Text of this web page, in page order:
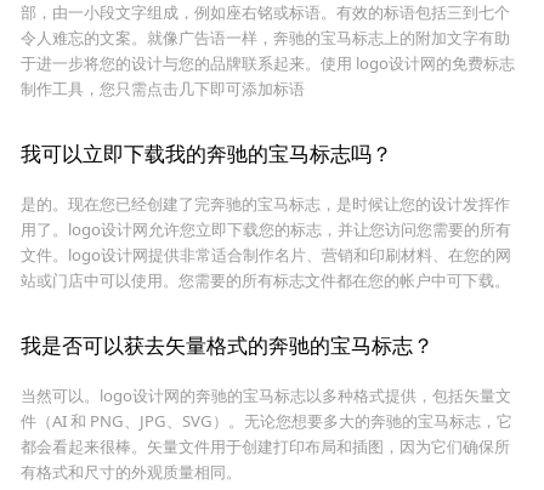
部，由一小段文字组成，例如座右铭或标语。有效的标语包括三到七个
令人难忘的文案。就像广告语一样，奔驰的宝马标志上的附加文字有助
于进一步将您的设计与您的品牌联系起来。使用 logo设计网的免费标志
制作工具，您只需点击几下即可添加标语
我可以立即下载我的奔驰的宝马标志吗？
是的。现在您已经创建了完奔驰的宝马标志，是时候让您的设计发挥作
用了。logo设计网允许您立即下载您的标志，并让您访问您需要的所有
文件。logo设计网提供非常适合制作名片、营销和印刷材料、在您的网
站或门店中可以使用。您需要的所有标志文件都在您的帐户中可下载。
我是否可以获去矢量格式的奔驰的宝马标志？
当然可以。logo设计网的奔驰的宝马标志以多种格式提供，包括矢量文
件（AI 和 PNG、JPG、SVG）。无论您想要多大的奔驰的宝马标志，它
都会看起来很棒。矢量文件用于创建打印布局和插图，因为它们确保所
有格式和尺寸的外观质量相同。